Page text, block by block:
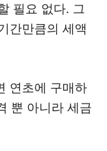
필요 없다. 그
간만큼의 세액
연초에 구매하
뿐 아니라 세금